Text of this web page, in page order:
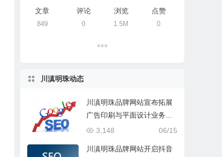
文章
849
评论
0
浏览
1.5M
点赞
0
川滇明珠动态
川滇明珠品牌网站宣布拓展
广告印刷与平面设计业务，
助力品牌升级传播力
06/15
3,148
川滇明珠品牌网站开启抖音